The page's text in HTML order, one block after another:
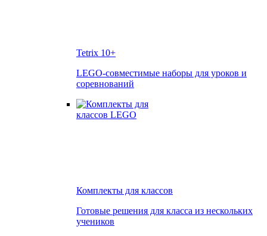
Tetrix 10+
LEGO-совместимые наборы для уроков и
соревнований
Комплекты для классов
Готовые решения для класса из нескольких
учеников